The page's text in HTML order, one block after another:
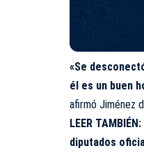
«Se
él es un buen
afirmó Jiménez
LEER TAMBIÉN:
diputados